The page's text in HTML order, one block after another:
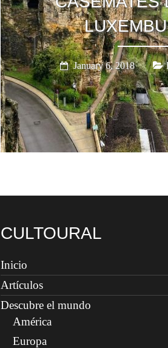
January 6, 2018
CULTOURAL
Inicio
Artículos
Descubre el mundo
América
Europa